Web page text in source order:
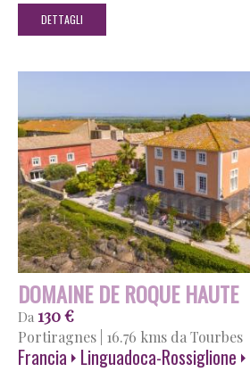
DETTAGLI
DOMAINE DE ROQUE HAUTE
Da 130 €
Portiragnes 16.76 kms da Tourbes
Francia Linguadoca-Rossiglione